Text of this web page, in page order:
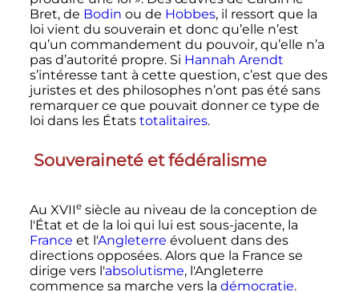
Bret, de Bodin ou de Hobbes, il ressort que la
loi vient du souverain et donc qu’elle n’est
qu’un commandement du pouvoir, qu’elle n’a
pas d’autorité propre. Si Hannah Arendt
s’intéresse tant à cette question, c’est que des
juristes et des philosophes n’ont pas été sans
remarquer ce que pouvait donner ce type de
loi dans les États totalitaires.
Souveraineté et fédéralisme
Au XVIIe siècle au niveau de la conception de
l'État et de la loi qui lui est sous-jacente, la
France et l'Angleterre évoluent dans des
directions opposées. Alors que la France se
dirige vers l'absolutisme, l'Angleterre
commence sa marche vers la démocratie.